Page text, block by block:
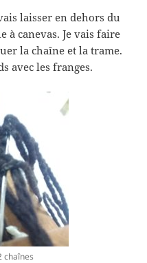
laisser en dehors du
à canevas. Je vais faire
la chaîne et la trame.
avec les franges.
chaînes